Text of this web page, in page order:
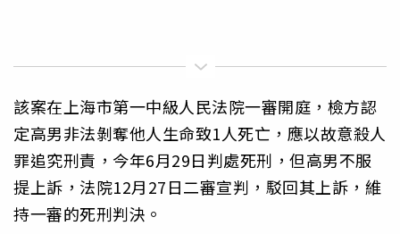
該案在上海市第一中級人民法院一審開庭，檢方認
定高男非法剝奪他人生命致1人死亡，應以故意殺人
罪追究刑責，今年6月29日判處死刑，但高男不服
提上訴，法院12月27日二審宣判，駁回其上訴，維
持一審的死刑判決。